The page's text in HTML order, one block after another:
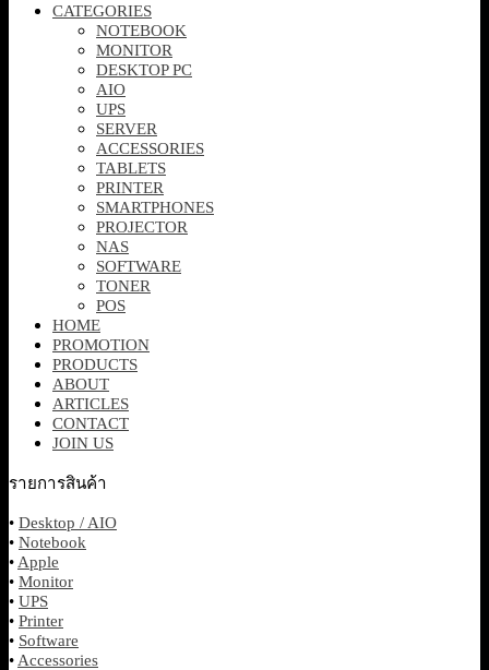
CATEGORIES
NOTEBOOK
MONITOR
DESKTOP PC
AIO
UPS
SERVER
ACCESSORIES
TABLETS
PRINTER
SMARTPHONES
PROJECTOR
NAS
SOFTWARE
TONER
POS
HOME
PROMOTION
PRODUCTS
ABOUT
ARTICLES
CONTACT
JOIN US
รายการสินค้า
• Desktop / AIO
• Notebook
• Apple
• Monitor
• UPS
• Printer
• Software
• Accessories